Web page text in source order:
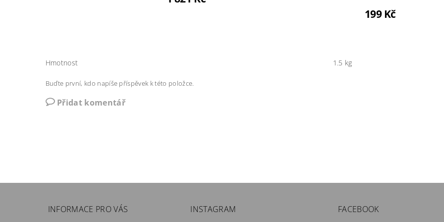
199 Kč
Hmotnost 1.5 kg
Buďte první, kdo napíše příspěvek k této položce.
Přidat komentář
INFORMACE PRO VÁS INSTAGRAM FACEBOOK